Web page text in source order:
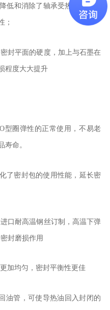
低和消除了轴承受热膨胀而卡
；
封平面的硬度，加上与石墨在
程度大大提升
O型圈弹性的正常使用，不易老
寿命。
了密封包的使用性能，延长密
口耐高温钢丝订制，高温下弹
封磨损作用
加均匀，密封平衡性更佳
油管，可使导热油回入封闭的